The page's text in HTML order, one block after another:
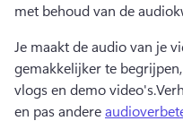
met behoud van de
Je maakt de audio van je
gemakkelijker te
vlogs en demo video's.
en pas andere